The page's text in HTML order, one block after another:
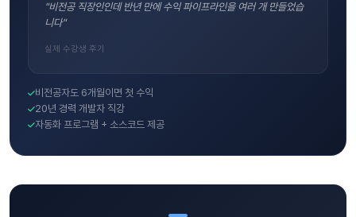
"비전공 직장인인데 반년 만에 수익 파이프라인을 여러 개 만들었습
니다"
실제 수강생 후기
비전공자도 6개월이면 첫 수익
20년 경력 개발자 직강
자동화 프로그램 + 소스코드 제공